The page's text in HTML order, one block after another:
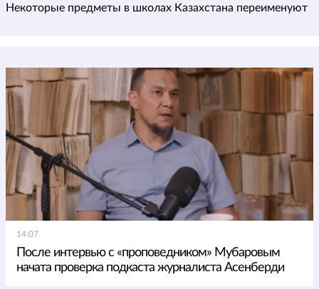
Некоторые предметы в школах Казахстана переименуют
14:07
После интервью с «проповедником» Мубаровым
начата проверка подкаста журналиста Асенберди